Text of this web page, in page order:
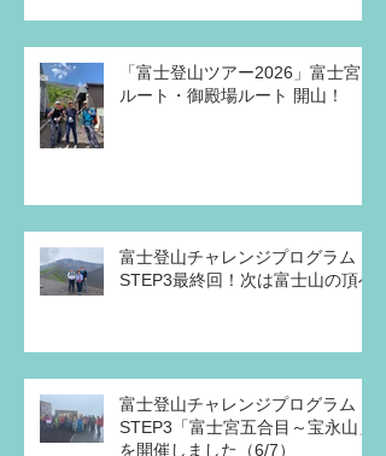
「富士登山ツアー2026」富士宮
ルート・御殿場ルート 開山！
富士登山チャレンジプログラム・
STEP3最終回！次は富士山の頂へ
富士登山チャレンジプログラム
STEP3「富士宮五合目～宝永山」
を開催しました（6/7）